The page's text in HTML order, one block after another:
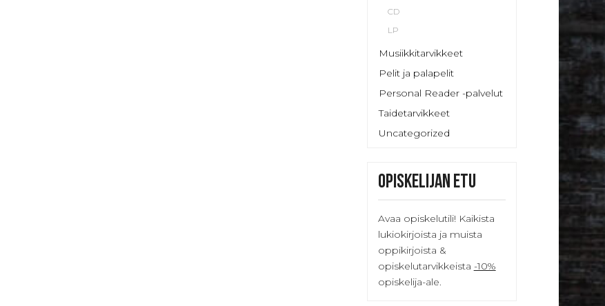
CD
LP
Musiikkitarvikkeet
Pelit ja palapelit
Personal Reader -palvelut
Taidetarvikkeet
Uncategorized
Opiskelijan etu
Avaa opiskelutili! Kaikista
lukiokirjoista ja muista
oppikirjoista &
opiskelutarvikkeista -10%
opiskelija-ale.